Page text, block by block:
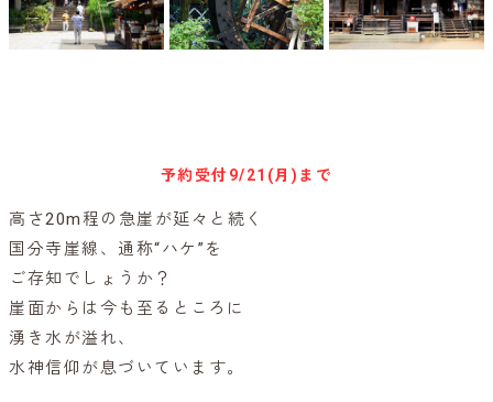
予約受付 9/21(月)まで
高さ20m程の急崖が延々と続く
国分寺崖線、通称“ハケ”を
ご存知でしょうか？
崖面からは今も至るところに
湧き水が溢れ、
水神信仰が息づいています。